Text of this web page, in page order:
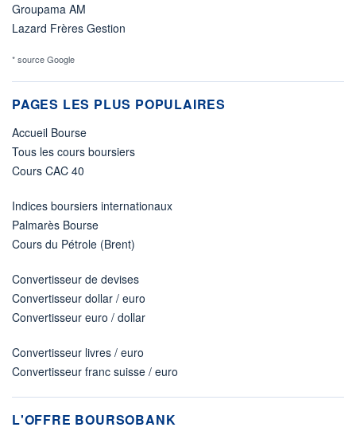
Groupama AM
Lazard Frères Gestion
* source Google
PAGES LES PLUS POPULAIRES
Accueil Bourse
Tous les cours boursiers
Cours CAC 40
Indices boursiers internationaux
Palmarès Bourse
Cours du Pétrole (Brent)
Convertisseur de devises
Convertisseur dollar / euro
Convertisseur euro / dollar
Convertisseur livres / euro
Convertisseur franc suisse / euro
L'OFFRE BOURSOBANK